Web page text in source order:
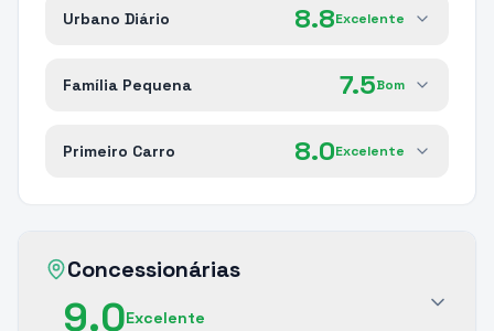
Urbano Diário 8.8Excelente
Família Pequena 7.5Bom
Primeiro Carro 8.0Excelente
Concessionárias
9.0Excelente